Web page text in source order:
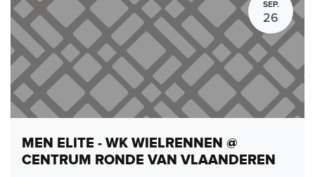
SEP.
26
MEN ELITE - WK WIELRENNEN @
CENTRUM RONDE VAN VLAANDEREN